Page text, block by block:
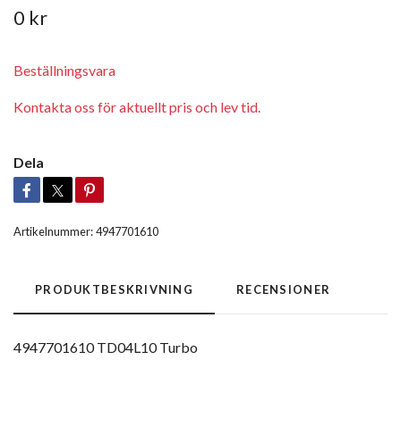
0 kr
Beställningsvara
Kontakta oss för aktuellt pris och lev tid.
Dela
Artikelnummer:4947701610
PRODUKTBESKRIVNING RECENSIONER
4947701610 TD04L10 Turbo